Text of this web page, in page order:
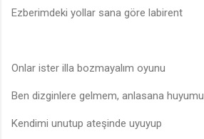
Ezberimdeki yollar sana göre labirent
Onlar ister illa bozmayalım oyunu
Ben dizginlere gelmem, anlasana huyumu
Kendimi unutup ateşinde uyuyup